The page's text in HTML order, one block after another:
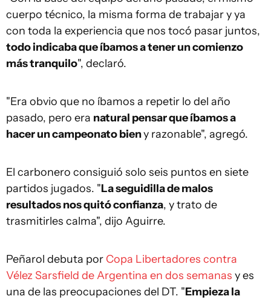
cuerpo técnico, la misma forma de trabajar y ya
con toda la experiencia que nos tocó pasar juntos,
todo indicaba que íbamos a tener un comienzo
más tranquilo", declaró.
"Era obvio que no íbamos a repetir lo del año
pasado, pero era natural pensar que íbamos a
hacer un campeonato bieny razonable", agregó.
El carbonero consiguió solo seis puntos en siete
partidos jugados. "La seguidilla de malos
resultados nos quitó confianza, y trato de
trasmitirles calma", dijo Aguirre.
Peñarol debuta por Copa Libertadores contra
Vélez Sarsfield de Argentina en dos semanas y es
una de las preocupaciones del DT. "Empieza la